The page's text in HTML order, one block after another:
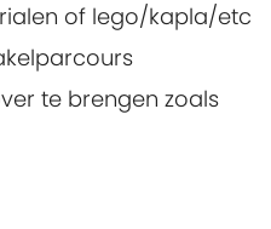
of lego/kapla/etc
te brengen zoals